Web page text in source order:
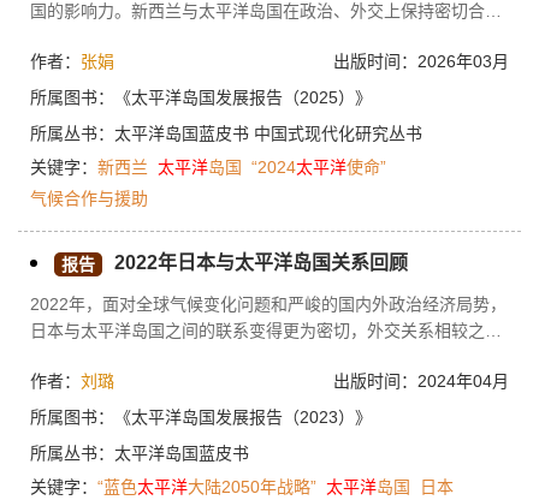
国的影响力。新西兰与太平洋岛国在政治、外交上保持密切合
竞争和大国博弈的挑战。在经济合作方面，新西兰与太平洋岛国
贸易额增长，投资涵盖多个领域，认可季节性雇主计划调整促进
双边关系的重要部分，新西兰增加资金投入并启动气候行动项
目，但合作中存在资金、技术和国际政治的挑战。
出版时间：2026年03月
作者： 张娟
所属图书：
《太平洋岛国发展报告（2025）》
所属丛书： 太平洋岛国蓝皮书 中国式现代化研究丛书
关键字： 新西兰 太平洋岛国 “2024太平洋使命”
气候合作与援助
报告 2022年日本与太平洋岛国关系回顾
2022年，面对全球气候变化问题和严峻的国内外政治经济局势，
日本与太平洋岛国之间的联系变得更为密切，外交关系相较之前
定可持续发展战略。在经济外交领域，日本更加重视帮助太平洋
岛国实现产业振兴，技术支持由单个国家向区域整体迈进。在政
度，并进一步加深在人才培养、能源开发、应对自然灾害与气候
变化、防灾减灾等领域与太平洋岛国之间的交流与合作。此外，
出版时间：2024年04月
作者： 刘璐
所属图书：
《太平洋岛国发展报告（2023）》
所属丛书： 太平洋岛国蓝皮书
关键字： “蓝色太平洋大陆2050年战略” 太平洋岛国 日本